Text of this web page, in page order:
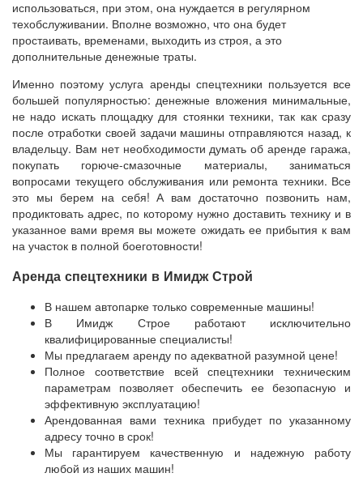
использоваться, при этом, она нуждается в регулярном
техобслуживании. Вполне возможно, что она будет
простаивать, временами, выходить из строя, а это
дополнительные денежные траты.
Именно поэтому услуга аренды спецтехники пользуется все
большей популярностью: денежные вложения минимальные,
не надо искать площадку для стоянки техники, так как сразу
после отработки своей задачи машины отправляются назад, к
владельцу. Вам нет необходимости думать об аренде гаража,
покупать горюче-смазочные материалы, заниматься
вопросами текущего обслуживания или ремонта техники. Все
это мы берем на себя! А вам достаточно позвонить нам,
продиктовать адрес, по которому нужно доставить технику и в
указанное вами время вы можете ожидать ее прибытия к вам
на участок в полной боеготовности!
Аренда спецтехники в Имидж Строй
В нашем автопарке только современные машины!
В Имидж Строе работают исключительно
квалифицированные специалисты!
Мы предлагаем аренду по адекватной разумной цене!
Полное соответствие всей спецтехники техническим
параметрам позволяет обеспечить ее безопасную и
эффективную эксплуатацию!
Арендованная вами техника прибудет по указанному
адресу точно в срок!
Мы гарантируем качественную и надежную работу
любой из наших машин!